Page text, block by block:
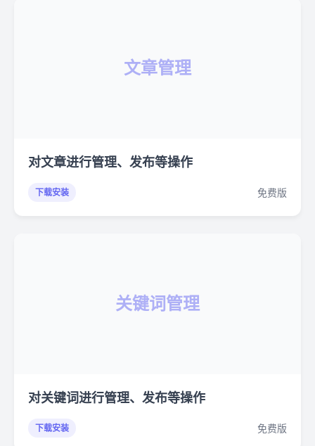
文章管理
对文章进行管理、发布等操作
下载安装 免费版
关键词管理
对关键词进行管理、发布等操作
下载安装 免费版